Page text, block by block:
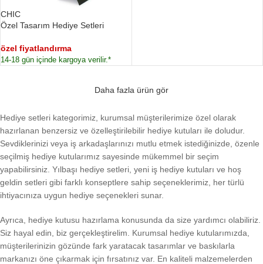
CHIC
Özel Tasarım Hediye Setleri
özel fiyatlandırma
14-18 gün içinde kargoya verilir.*
Daha fazla ürün gör
Hediye setleri kategorimiz, kurumsal müşterilerimize özel olarak
hazırlanan benzersiz ve özelleştirilebilir hediye kutuları ile doludur.
Sevdiklerinizi veya iş arkadaşlarınızı mutlu etmek istediğinizde, özenle
seçilmiş hediye kutularımız sayesinde mükemmel bir seçim
yapabilirsiniz. Yılbaşı hediye setleri, yeni iş hediye kutuları ve hoş
geldin setleri gibi farklı konseptlere sahip seçeneklerimiz, her türlü
ihtiyacınıza uygun hediye seçenekleri sunar.
Ayrıca, hediye kutusu hazırlama konusunda da size yardımcı olabiliriz.
Siz hayal edin, biz gerçekleştirelim. Kurumsal hediye kutularımızda,
müşterilerinizin gözünde fark yaratacak tasarımlar ve baskılarla
markanızı öne çıkarmak için fırsatınız var. En kaliteli malzemelerden